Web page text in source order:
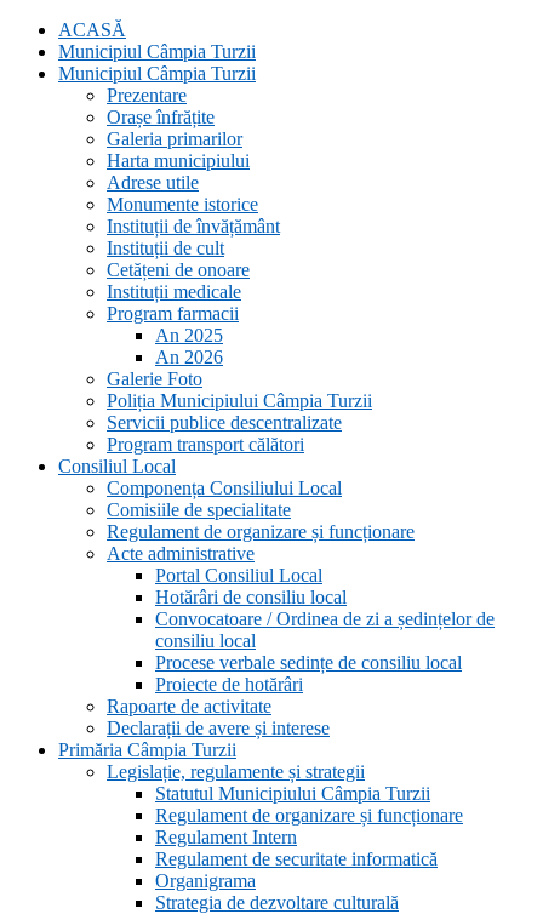
ACASĂ
Municipiul Câmpia Turzii
Municipiul Câmpia Turzii
Prezentare
Orașe înfrățite
Galeria primarilor
Harta municipiului
Adrese utile
Monumente istorice
Instituții de învățământ
Instituții de cult
Cetățeni de onoare
Instituții medicale
Program farmacii
An 2025
An 2026
Galerie Foto
Poliția Municipiului Câmpia Turzii
Servicii publice descentralizate
Program transport călători
Consiliul Local
Componența Consiliului Local
Comisiile de specialitate
Regulament de organizare și funcționare
Acte administrative
Portal Consiliul Local
Hotărâri de consiliu local
Convocatoare / Ordinea de zi a ședințelor de
consiliu local
Procese verbale sedințe de consiliu local
Proiecte de hotărâri
Rapoarte de activitate
Declarații de avere și interese
Primăria Câmpia Turzii
Legislație, regulamente și strategii
Statutul Municipiului Câmpia Turzii
Regulament de organizare și funcționare
Regulament Intern
Regulament de securitate informatică
Organigrama
Strategia de dezvoltare culturală